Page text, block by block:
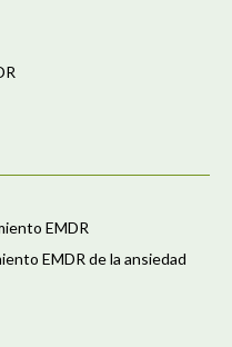
EMDR
EMDR de la ansiedad